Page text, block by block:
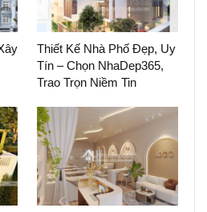
Thiết Kế Nhà Phố Đẹp, Uy
Tín – Chọn NhaDep365,
Trao Trọn Niềm Tin